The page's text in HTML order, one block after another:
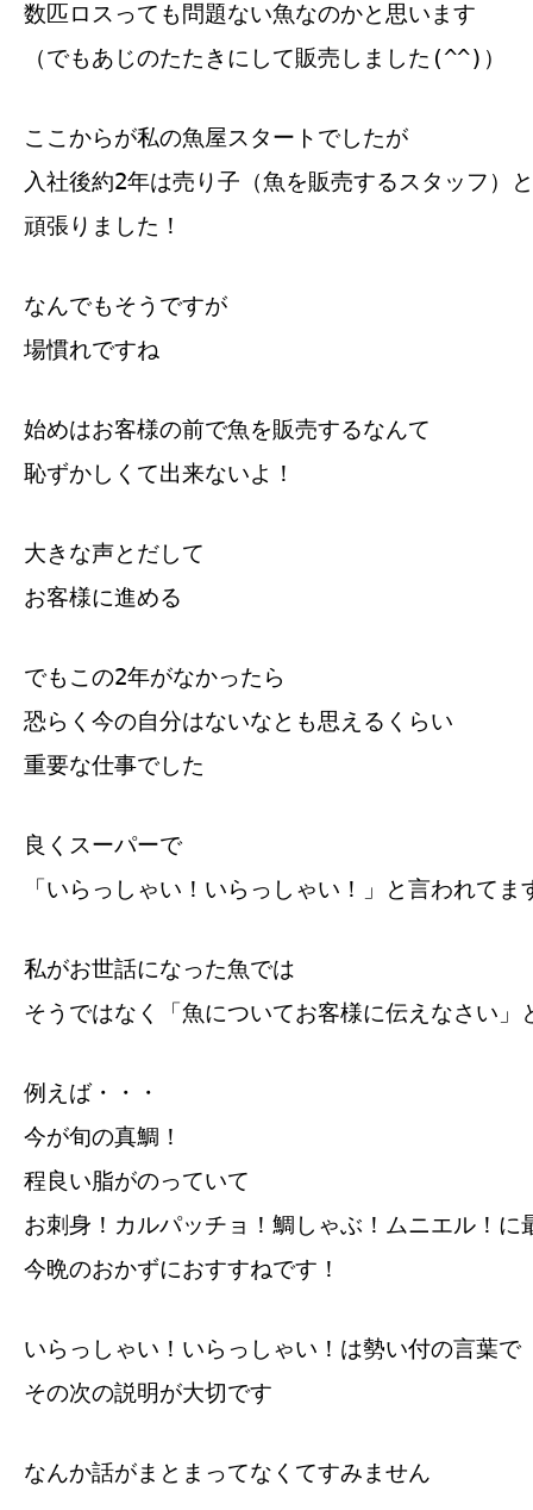
数匹ロスっても問題ない魚なのかと思います
（でもあじのたたきにして販売しました(^^)）
ここからが私の魚屋スタートでしたが
入社後約2年は売り子（魚を販売するスタッフ）
頑張りました！
なんでもそうですが
場慣れですね
始めはお客様の前で魚を販売するなんて
恥ずかしくて出来ないよ！
大きな声とだして
お客様に進める
でもこの2年がなかったら
恐らく今の自分はないなとも思えるくらい
重要な仕事でした
良くスーパーで
「いらっしゃい！いらっしゃい！」と言われてま
私がお世話になった魚では
そうではなく「魚についてお客様に伝えなさい」
例えば・・・
今が旬の真鯛！
程良い脂がのっていて
お刺身！カルパッチョ！鯛しゃぶ！ムニエル！に
今晩のおかずにおすすねです！
いらっしゃい！いらっしゃい！は勢い付の言葉で
その次の説明が大切です
なんか話がまとまってなくてすみません